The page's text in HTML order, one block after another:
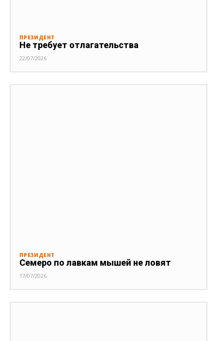
ПРЕЗИДЕНТ
Не требует отлагательства
22/07/2026
ПРЕЗИДЕНТ
Семеро по лавкам мышей не ловят
17/07/2026